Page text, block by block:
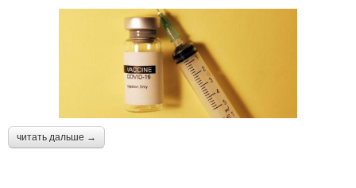
читать дальше →